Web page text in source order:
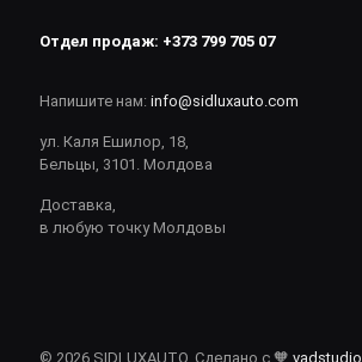
Отдел продаж: +373 799 705 07
Напишите нам: info@sidluxauto.com
ул. Каля Ешилор, 18,
Бельцы, 3101. Молдова
Доставка,
в любую точку Молдовы
© 2026 SIDLUXAUTO. Сделано с 🧡 vadstudio